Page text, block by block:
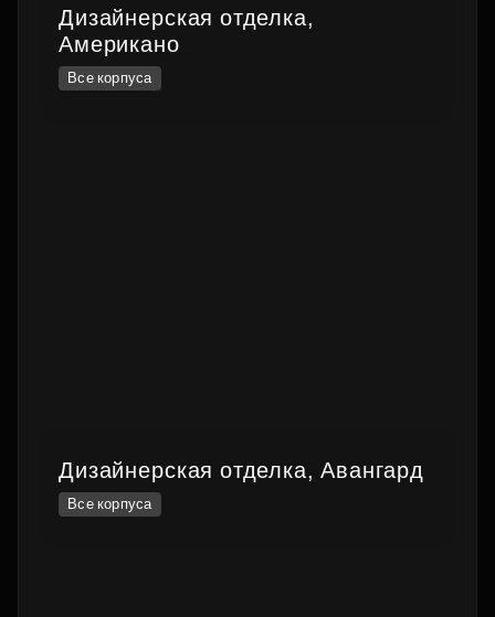
Дизайнерская отделка,
Американо
Все корпуса
Дизайнерская отделка, Авангард
Все корпуса